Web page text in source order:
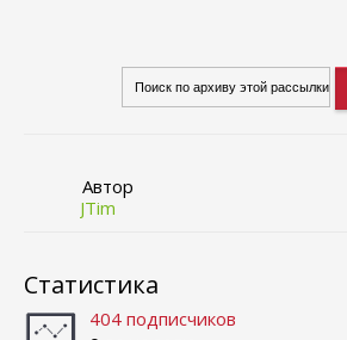
Автор
JTim
Статистика
404 подписчиков